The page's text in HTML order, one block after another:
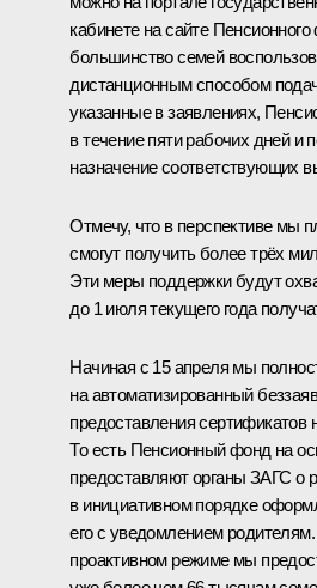
кабинете на сайте
большинство семей
дистанционным способом
указанные в заявлениях,
в течение пяти рабочих дней и
назначение соответствующих
Отмечу, что в перспективе мы
смогут получить более трёх
Эти меры поддержки будут
до 1 июля текущего года
Начиная с 15 апреля мы
на автоматизированный
предоставления сертификатов
То есть Пенсионный фонд на
предоставляют органы ЗАГС о
в инициативном порядке
его с уведомлением
проактивном режиме мы